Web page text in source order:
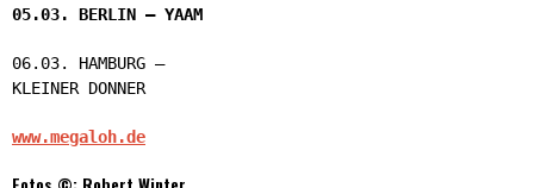
05.03. BERLIN – YAAM
06.03. HAMBURG –
KLEINER DONNER
www.megaloh.de